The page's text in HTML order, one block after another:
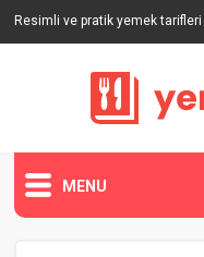
Resimli ve pratik yemek tarifleri
MENU